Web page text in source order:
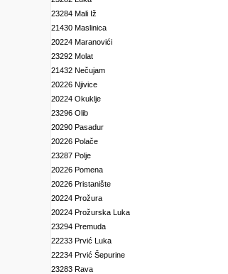
23284 Mali Iž
21430 Maslinica
20224 Maranovići
23292 Molat
21432 Nečujam
20226 Njivice
20224 Okuklje
23296 Olib
20290 Pasadur
20226 Polače
23287 Polje
20226 Pomena
20226 Pristanište
20224 Prožura
20224 Prožurska Luka
23294 Premuda
22233 Prvić Luka
22234 Prvić Šepurine
23283 Rava